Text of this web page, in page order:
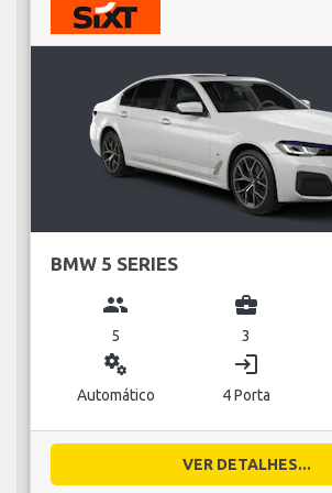
BMW 5 SERIES
group
5
business_center
3
miscellaneous_services
Automático
login
4 Porta
VER DETALHES...